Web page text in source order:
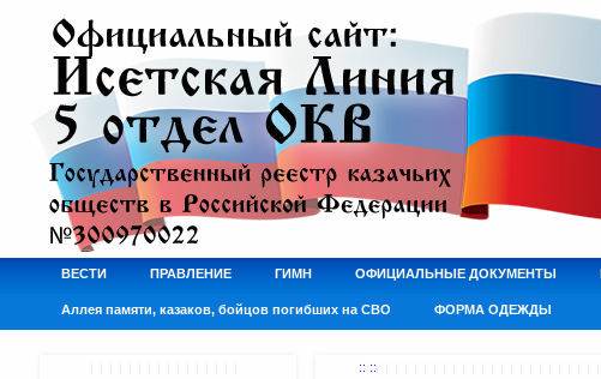
ВЕСТИ ПРАВЛЕНИЕ ГИМН ОФИЦИАЛЬНЫЕ ДОКУМЕНТЫ
Аллея памяти, казаков, бойцов погибших на СВО ФОРМА ОДЕЖДЫ
:: ::